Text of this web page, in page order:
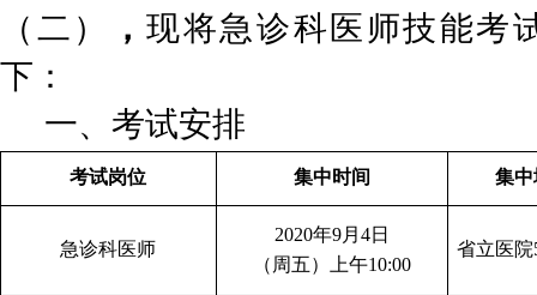
（二）
，现将急诊科医师技能考
下：
一、考试安排
考试岗位 集中时间 集
急诊科医师
2020年9月4日
（周五）上午10:00
省立医